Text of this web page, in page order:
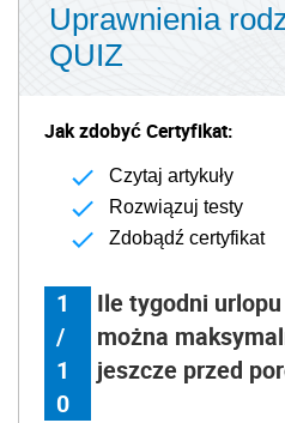
Uprawnienia
QUIZ
Jak zdobyć Certyfikat:
Czytaj artykuły
Rozwiązuj testy
Zdobądź certyfikat
1
/
1
0
Ile tygodni
można
jeszcze przed